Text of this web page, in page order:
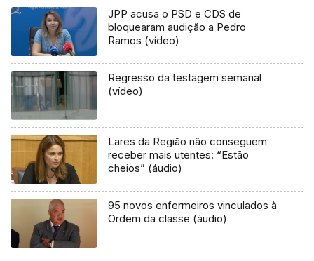
JPP acusa o PSD e CDS de
bloquearam audição a Pedro
Ramos (vídeo)
Regresso da testagem semanal
(vídeo)
Lares da Região não conseguem
receber mais utentes: “Estão
cheios” (áudio)
95 novos enfermeiros vinculados à
Ordem da classe (áudio)